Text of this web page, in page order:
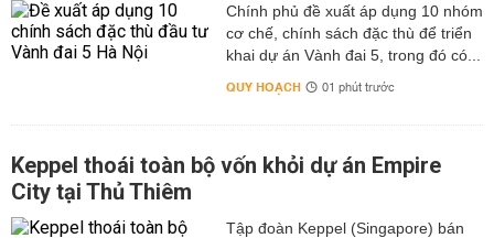
Chính phủ đề xuất áp dụng 10 nhóm
cơ chế, chính sách đặc thù để triển
khai dự án Vành đai 5, trong đó có...
QUY HOẠCH 01 phút trước
Keppel thoái toàn bộ vốn khỏi dự án Empire
City tại Thủ Thiêm
Tập đoàn Keppel (Singapore) bán